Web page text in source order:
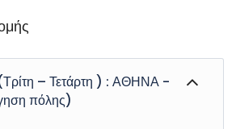
– Τετάρτη ) : ΑΘΗΝΑ -
πόλης)